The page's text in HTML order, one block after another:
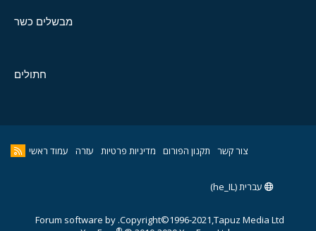
מבשלים כשר
חתולים
צור קשר תקנון הפורום מדיניות פרטיות עזרה עמוד ראשי
עברית (he_IL)
Copyright©1996-2021,Tapuz Media Ltd.
Forum software by